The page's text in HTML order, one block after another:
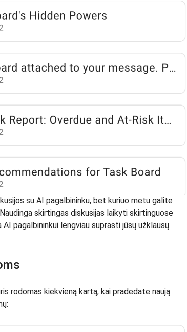
su AI pagalbininku, bet kuriuo metu galite
skirtingas diskusijas laikyti skirtinguose
pagalbininkui lengviau suprasti jūsų užklausų
rodomas kiekvieną kartą, kai pradedate naują